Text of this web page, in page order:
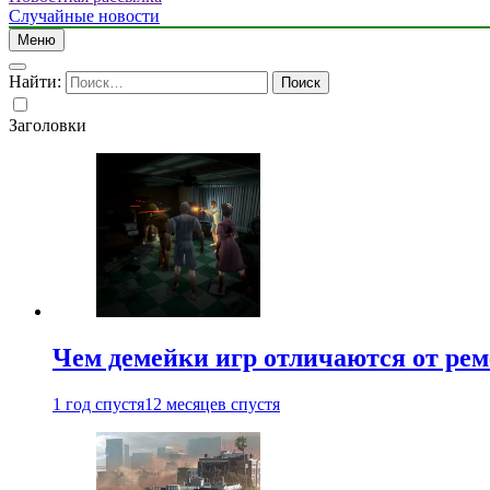
Случайные новости
Меню
Найти:
Заголовки
Чем демейки игр отличаются от
1 год спустя12 месяцев спустя